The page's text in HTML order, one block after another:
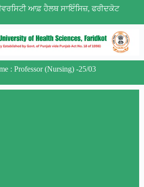
ਆਫ਼ ਹੈਲਥ ਸਾਇੰਸਿਜ਼, ਫਰੀਦਕੋਟ
: Professor (Nursing) -25/03